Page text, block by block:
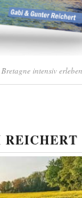
intensiv erleben